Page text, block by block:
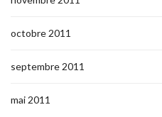
octobre 2011
septembre 2011
mai 2011